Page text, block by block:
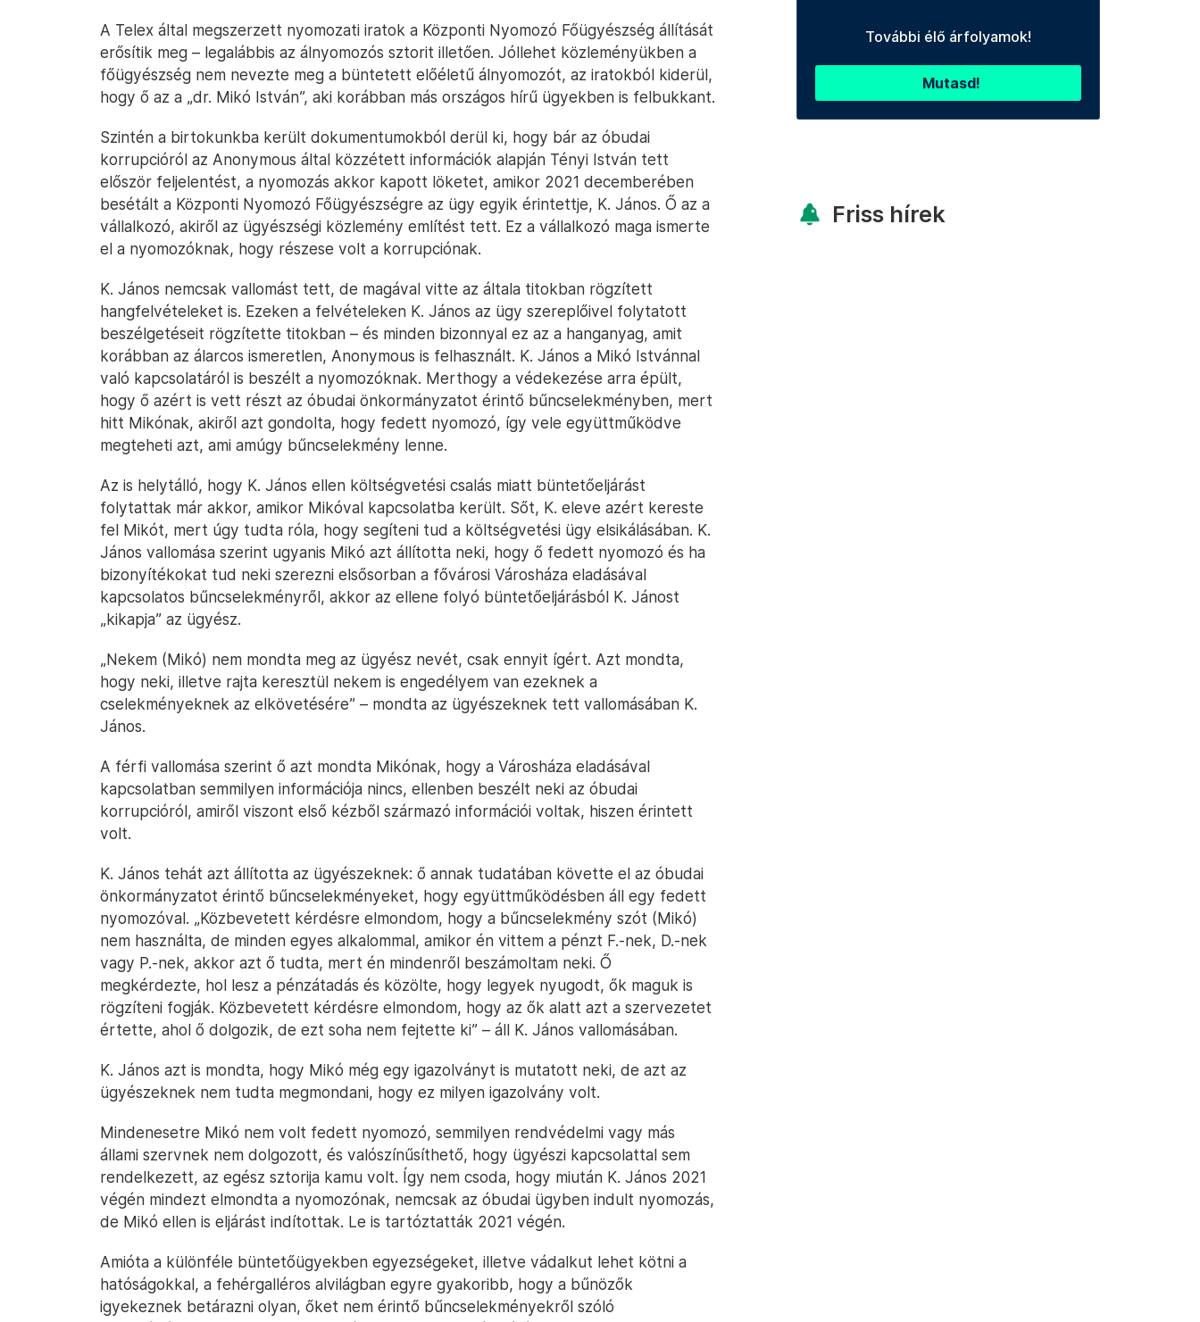
A Telex által megszerzett nyomozati iratok a Központi Nyomozó Főügyészség állítását
erősítik meg – legalábbis az álnyomozós sztorit illetően. Jóllehet közleményükben a
főügyészség nem nevezte meg a büntetett előéletű álnyomozót, az iratokból kiderül,
hogy ő az a „dr. Mikó István”, aki korábban más országos hírű ügyekben is felbukkant.
Szintén a birtokunkba került dokumentumokból derül ki, hogy bár az óbudai
korrupcióról az Anonymous által közzétett információk alapján Tényi István tett
először feljelentést, a nyomozás akkor kapott löketet, amikor 2021 decemberében
besétált a Központi Nyomozó Főügyészségre az ügy egyik érintettje, K. János. Ő az a
vállalkozó, akiről az ügyészségi közlemény említést tett. Ez a vállalkozó maga ismerte
el a nyomozóknak, hogy részese volt a korrupciónak.
K. János nemcsak vallomást tett, de magával vitte az általa titokban rögzített
hangfelvételeket is. Ezeken a felvételeken K. János az ügy szereplőivel folytatott
beszélgetéseit rögzítette titokban – és minden bizonnyal ez az a hanganyag, amit
korábban az álarcos ismeretlen, Anonymous is felhasznált. K. János a Mikó Istvánnal
való kapcsolatáról is beszélt a nyomozóknak. Merthogy a védekezése arra épült,
hogy ő azért is vett részt az óbudai önkormányzatot érintő bűncselekményben, mert
hitt Mikónak, akiről azt gondolta, hogy fedett nyomozó, így vele együttműködve
megteheti azt, ami amúgy bűncselekmény lenne.
Az is helytálló, hogy K. János ellen költségvetési csalás miatt büntetőeljárást
folytattak már akkor, amikor Mikóval kapcsolatba került. Sőt, K. eleve azért kereste
fel Mikót, mert úgy tudta róla, hogy segíteni tud a költségvetési ügy elsikálásában. K.
János vallomása szerint ugyanis Mikó azt állította neki, hogy ő fedett nyomozó és ha
bizonyítékokat tud neki szerezni elsősorban a fővárosi Városháza eladásával
kapcsolatos bűncselekményről, akkor az ellene folyó büntetőeljárásból K. Jánost
„kikapja” az ügyész.
„Nekem (Mikó) nem mondta meg az ügyész nevét, csak ennyit ígért. Azt mondta,
hogy neki, illetve rajta keresztül nekem is engedélyem van ezeknek a
cselekményeknek az elkövetésére” – mondta az ügyészeknek tett vallomásában K.
János.
A férfi vallomása szerint ő azt mondta Mikónak, hogy a Városháza eladásával
kapcsolatban semmilyen információja nincs, ellenben beszélt neki az óbudai
korrupcióról, amiről viszont első kézből származó információi voltak, hiszen érintett
volt.
K. János tehát azt állította az ügyészeknek: ő annak tudatában követte el az óbudai
önkormányzatot érintő bűncselekményeket, hogy együttműködésben áll egy fedett
nyomozóval. „Közbevetett kérdésre elmondom, hogy a bűncselekmény szót (Mikó)
nem használta, de minden egyes alkalommal, amikor én vittem a pénzt F.-nek, D.-nek
vagy P.-nek, akkor azt ő tudta, mert én mindenről beszámoltam neki. Ő
megkérdezte, hol lesz a pénzátadás és közölte, hogy legyek nyugodt, ők maguk is
rögzíteni fogják. Közbevetett kérdésre elmondom, hogy az ők alatt azt a szervezetet
értette, ahol ő dolgozik, de ezt soha nem fejtette ki” – áll K. János vallomásában.
K. János azt is mondta, hogy Mikó még egy igazolványt is mutatott neki, de azt az
ügyészeknek nem tudta megmondani, hogy ez milyen igazolvány volt.
Mindenesetre Mikó nem volt fedett nyomozó, semmilyen rendvédelmi vagy más
állami szervnek nem dolgozott, és valószínűsíthető, hogy ügyészi kapcsolattal sem
rendelkezett, az egész sztorija kamu volt. Így nem csoda, hogy miután K. János 2021
végén mindezt elmondta a nyomozónak, nemcsak az óbudai ügyben indult nyomozás,
de Mikó ellen is eljárást indítottak. Le is tartóztatták 2021 végén.
Amióta a különféle büntetőügyekben egyezségeket, illetve vádalkut lehet kötni a
hatóságokkal, a fehérgalléros alvilágban egyre gyakoribb, hogy a bűnözők
igyekeznek betárazni olyan, őket nem érintő bűncselekményekről szóló
További élő árfolyamok!
Mutasd!
Friss hírek